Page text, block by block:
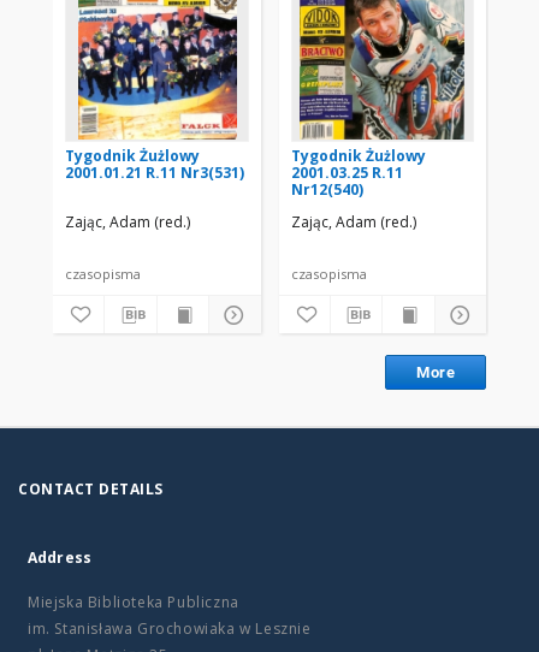
Tygodnik Żużlowy
2001.01.21 R.11 Nr3(531)
Zając, Adam (red.)
czasopisma
Tygodnik Żużlowy
2001.03.25 R.11
Nr12(540)
Zając, Adam (red.)
czasopisma
More
CONTACT DETAILS
Address
Miejska Biblioteka Publiczna
im. Stanisława Grochowiaka w Lesznie